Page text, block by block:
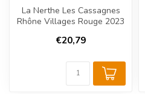
La Nerthe Les Cassagnes
Rhône Villages Rouge 2023
Rh...
€20,79